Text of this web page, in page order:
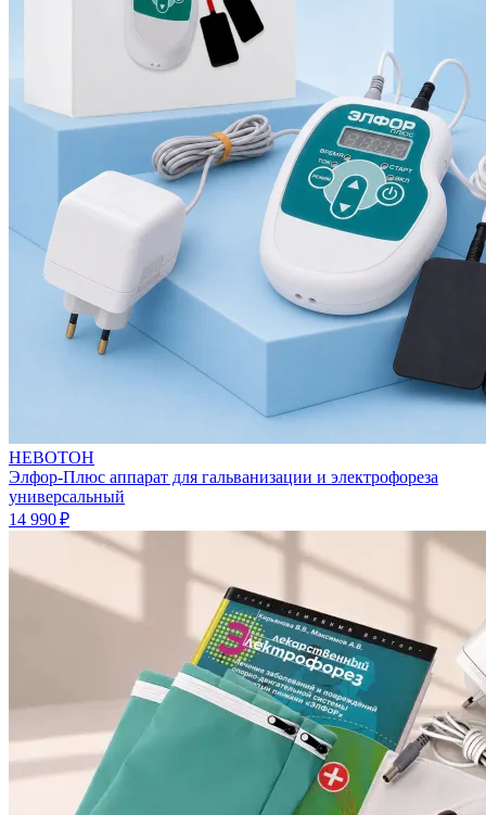
НЕВОТОН
Элфор-Плюс аппарат для гальванизации и электрофореза
универсальный
14 990 ₽